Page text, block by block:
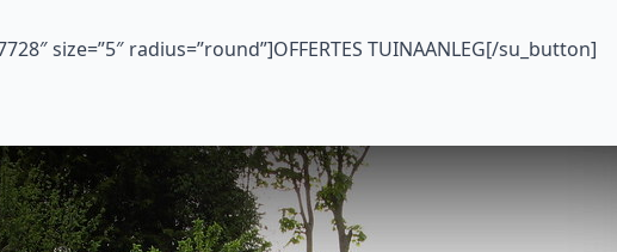
size=”5″ radius=”round”]OFFERTES TUINAANLEG[/su_button]